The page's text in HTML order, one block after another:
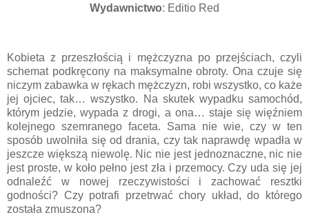
Wydawnictwo: Editio Red
Kobieta z przeszłością i mężczyzna po przejściach, czyli
schemat podkręcony na maksymalne obroty. Ona czuje się
niczym zabawka w rękach mężczyzn, robi wszystko, co każe
jej ojciec, tak… wszystko. Na skutek wypadku samochód,
którym jedzie, wypada z drogi, a ona… staje się więźniem
kolejnego szemranego faceta. Sama nie wie, czy w ten
sposób uwolniła się od drania, czy tak naprawdę wpadła w
jeszcze większą niewolę. Nic nie jest jednoznaczne, nic nie
jest proste, w koło pełno jest zła i przemocy. Czy uda się jej
odnaleźć w nowej rzeczywistości i zachować resztki
godności? Czy potrafi przetrwać chory układ, do którego
została zmuszona?